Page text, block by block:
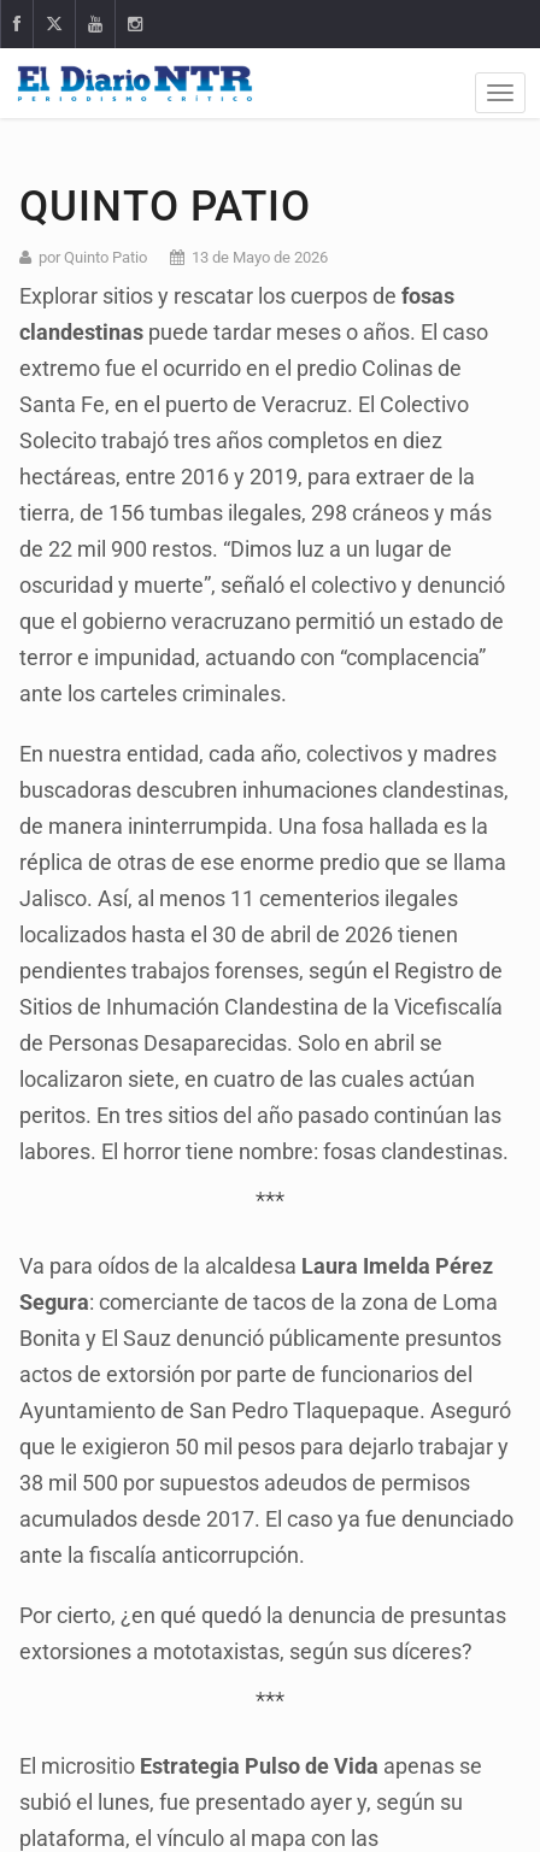
QUINTO PATIO
por Quinto Patio 13 de Mayo de 2026
Explorar sitios y rescatar los cuerpos defosas
clandestinas puede tardar meses o años. El caso
extremo fue el ocurrido en el predio Colinas de
Santa Fe, en el puerto de Veracruz. El Colectivo
Solecito trabajó tres años completos en diez
hectáreas, entre 2016 y 2019, para extraer de la
tierra, de 156 tumbas ilegales, 298 cráneos y más
de 22 mil 900 restos. “Dimos luz a un lugar de
oscuridad y muerte”, señaló el colectivo y denunció
que el gobierno veracruzano permitió un estado de
terror e impunidad, actuando con “complacencia”
ante los carteles criminales.
En nuestra entidad, cada año, colectivos y madres
buscadoras descubren inhumaciones clandestinas,
de manera ininterrumpida. Una fosa hallada es la
réplica de otras de ese enorme predio que se llama
Jalisco. Así, al menos 11 cementerios ilegales
localizados hasta el 30 de abril de 2026 tienen
pendientes trabajos forenses, según el Registro de
Sitios de Inhumación Clandestina de la Vicefiscalía
de Personas Desaparecidas. Solo en abril se
localizaron siete, en cuatro de las cuales actúan
peritos. En tres sitios del año pasado continúan las
labores. El horror tiene nombre: fosas clandestinas.
***
Va para oídos de la alcaldesa Laura Imelda Pérez
Segura: comerciante de tacos de la zona de Loma
Bonita y El Sauz denunció públicamente presuntos
actos de extorsión por parte de funcionarios del
Ayuntamiento de San Pedro Tlaquepaque. Aseguró
que le exigieron 50 mil pesos para dejarlo trabajar y
38 mil 500 por supuestos adeudos de permisos
acumulados desde 2017. El caso ya fue denunciado
ante la fiscalía anticorrupción.
Por cierto, ¿en qué quedó la denuncia de presuntas
extorsiones a mototaxistas, según sus díceres?
***
El micrositio Estrategia Pulso de Vida apenas se
subió el lunes, fue presentado ayer y, según su
plataforma, el vínculo al mapa con las